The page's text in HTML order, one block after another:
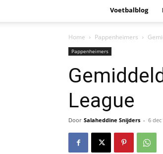
Voetbalblog
Home Pappenheimers
Pappenheimers
League
Door Salaheddine Snijders - 6 dec